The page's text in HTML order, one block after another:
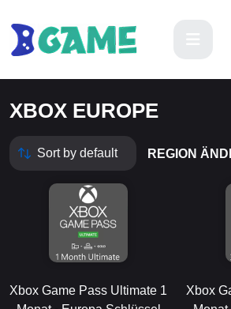
XBOX EUROPE
REGION
Xbox Game Pass Ultimate 1
Xbox